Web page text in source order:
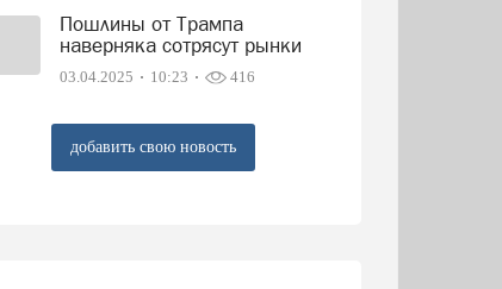
Пошлины от Трампа
наверняка сотрясут рынки
03.04.2025 10:23 416
добавить свою новость